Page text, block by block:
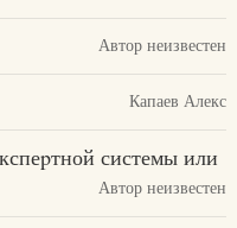
Автор неизвестен
Капаев Алекс
системы или
Автор неизвестен